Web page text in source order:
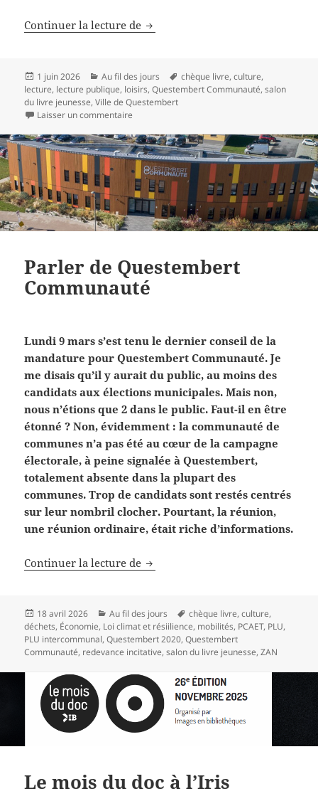
Continuer la lecture de Des livres pour les enfants
Publié
le
1 juin 2026 Catégories
Au fil des jours
Mots-
clés
chèque livre,culture,
lecture, lecture publique, loisirs,Questembert Communauté,salon
du livre jeunesse,Ville de Questembert
Laisser un commentaire
Parler de Questembert
Communauté
Lundi 9 mars s’est tenu le dernier conseil de la
mandature pour Questembert Communauté. Je
me disais qu’il y aurait du public, au moins des
candidats aux élections municipales. Mais non,
nous n’étions que 2 dans le public. Faut-il en être
étonné ? Non, évidemment : la communauté de
communes n’a pas été au cœur de la campagne
électorale, à peine signalée à Questembert,
totalement absente dans la plupart des
communes. Trop de candidats sont restés centrés
sur leur nombril clocher. Pourtant, la réunion,
une réunion ordinaire, était riche d’informations.
Continuer la lecture de Parler de Questembert
Publié
le
18 avril 2026 Catégories
Au fil des jours
Mots-
clés
chèque livre,culture,
déchets, Économie, Loi climat et résiilience, mobilités, PCAET, PLU,
PLU intercommunal,Questembert 2020,Questembert
Communauté, redevance incitative,salon du livre jeunesse,ZAN
Le mois du doc à l’Iris